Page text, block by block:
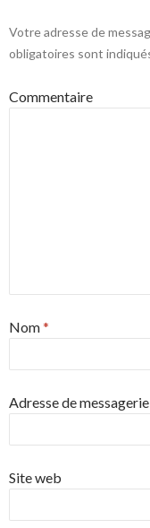
Votre adresse de
obligatoires sont
Commentaire
Nom*
Adresse de messagerie
Site web